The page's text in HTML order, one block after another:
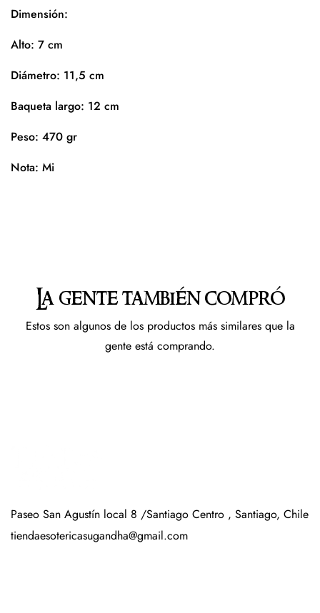
Dimensión:
Alto: 7 cm
Diámetro: 11,5 cm
Baqueta largo: 12 cm
Peso: 470 gr
Nota: Mi
La gente también compró
Estos son algunos de los productos más similares que la
gente está comprando.
Paseo San Agustín local 8 /Santiago Centro , Santiago, Chile
tiendaesotericasugandha@gmail.com